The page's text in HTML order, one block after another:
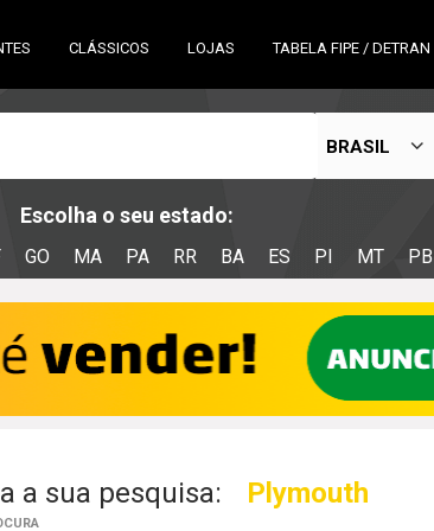
CLÁSSICOS LOJAS TABELA FIPE / DETRAN
BRASIL
Escolha o seu estado:
GO MA PA RR BA ES PI MT PB
a sua pesquisa: Plymouth